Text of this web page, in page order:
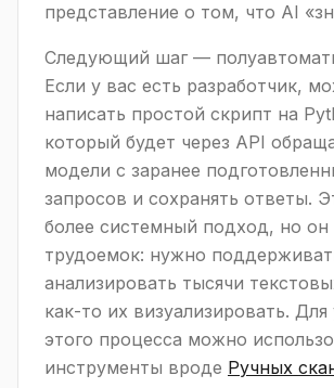
представление о том, что AI
Следующий шаг —
Если у вас есть разработчик,
написать простой скрипт на
который будет через API
модели с заранее
запросов и сохранять ответы.
более системный подход, но он
трудоемок: нужно
анализировать тысячи
как-то их визуализировать.
этого процесса можно
инструменты вроде Ручных